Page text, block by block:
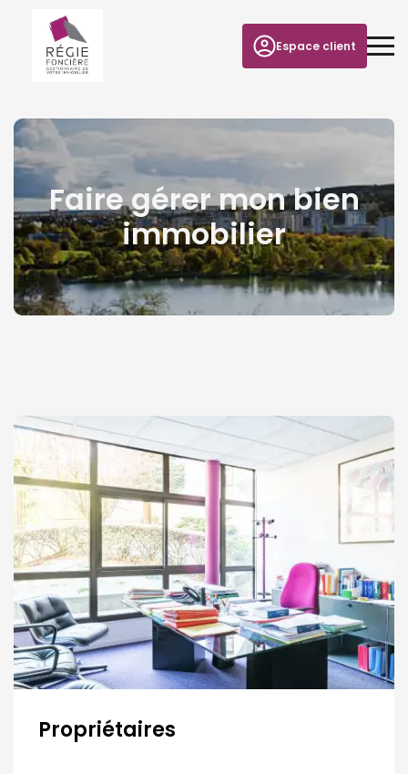
Espace client
Faire gérer mon bien
immobilier
Propriétaires